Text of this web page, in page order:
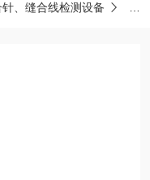
、缝合线检测设备